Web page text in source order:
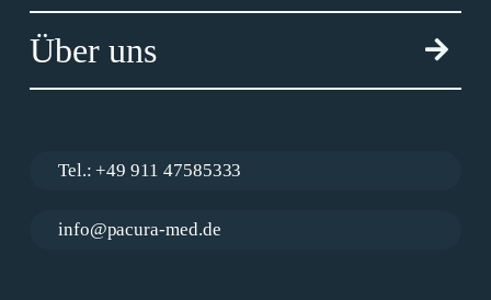
Über uns
Tel.: +49 911 47585333
info@pacura-med.de